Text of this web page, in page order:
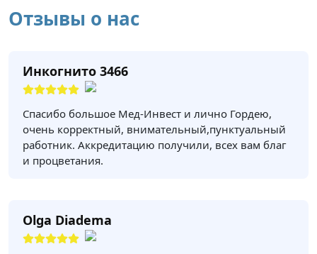
Отзывы о нас
Инкогнито 3466
Спасибо большое Мед-Инвест и лично Гордею,
очень корректный, внимательный,пунктуальный
работник. Аккредитацию получили, всех вам благ
и процветания.
Olga Diadema